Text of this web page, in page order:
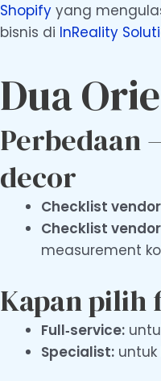
Shopify yang
bisnis di InReality
Dua
Perbedaan
decor
Checklist
Checklist
measurement
Kapan pilih
Full‑service:
Specialist: untuk